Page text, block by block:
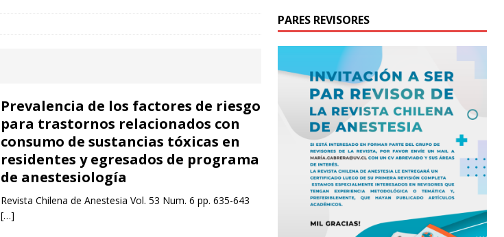
Prevalencia de los factores de riesgo
para trastornos relacionados con
consumo de sustancias tóxicas en
residentes y egresados de programa
de anestesiología
Revista Chilena de Anestesia Vol. 53 Num. 6 pp. 635-643
[…]
PARES REVISORES